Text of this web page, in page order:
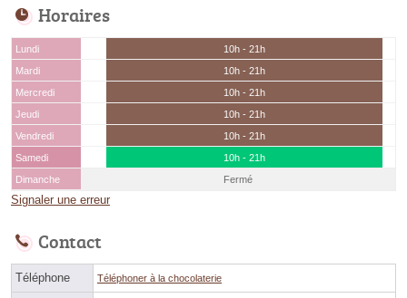
Horaires
Lundi
10h - 21h
Mardi
10h - 21h
Mercredi
10h - 21h
Jeudi
10h - 21h
Vendredi
10h - 21h
Samedi
10h - 21h
Dimanche
Fermé
Signaler une erreur
Contact
Téléphone Téléphoner à la chocolaterie